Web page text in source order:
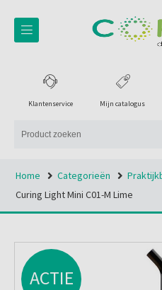
Mijn catalogus
Klantenservice
Home Categorieën
Curing Light Mini C01-M Lime
ACTIE